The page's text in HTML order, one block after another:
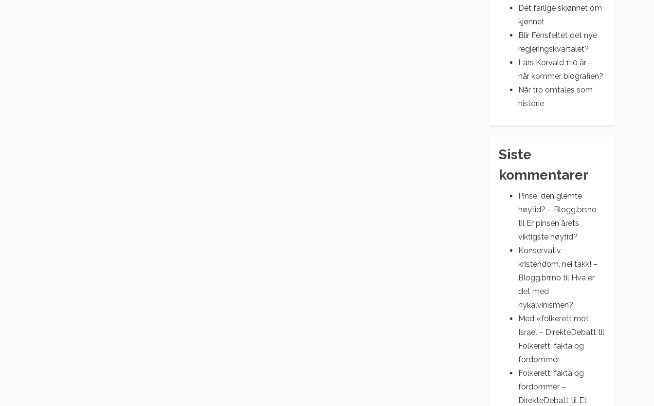
Det farlige skjønnet om
kjønnet
Blir Fensfeltet det nye
regjeringskvartalet?
Lars Korvald 110 år –
når kommer biografien?
Når tro omtales som
historie
Siste
kommentarer
Pinse, den glemte
høytid? – Blogg.brr.no
til Er pinsen årets
viktigste høytid?
Konservativ
kristendom, nei takk! –
Blogg.brr.no til Hva er
det med
nykalvinismen?
Med «folkerett mot
Israel – DirekteDebatttil
Folkerett, fakta og
fordommer
Folkerett, fakta og
fordommer –
DirekteDebatttil Et